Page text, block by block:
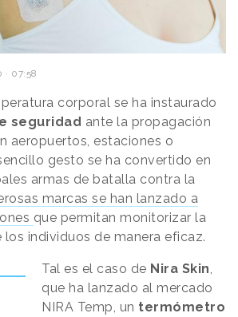
07:58
corporal se ha instaurado
seguridad ante la propagación
aeropuertos, estaciones o
gesto se ha convertido en
armas de batalla contra la
marcas se han lanzado a
que permitan monitorizar la
los individuos de manera eficaz.
Tal es el caso de Nira Skin,
que ha lanzado al mercado
NIRA Temp, un termómetro